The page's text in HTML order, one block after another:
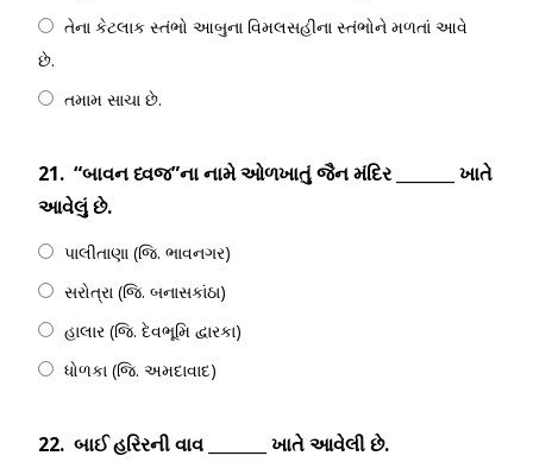
તેના કેટલાક સ્તંભો આબુના વિમલસહીના સ્તંભોને મળતાં આવે
છે.
તમામ સાચા છે.
21. “બાવન ધ્વજ”ના નામે ઓળખાતું જૈન મંદિર _______ ખાતે
આવેલું છે.
પાલીતાણા (જિ. ભાવનગર)
સરોત્રા (જિ. બનાસકાંઠા)
હાલાર (જિ. દેવભૂમિ દ્વારકા)
ધોળકા (જિ. અમદાવાદ)
22. બાઈ હરિરની વાવ _______ ખાતે આવેલી છે.